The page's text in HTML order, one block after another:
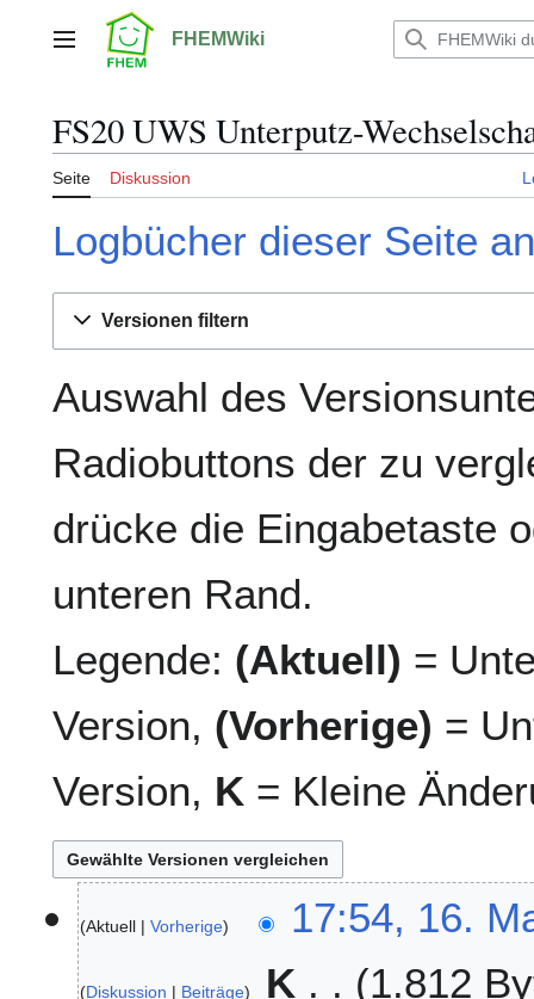
springenHauptmenü FHEMWiki
FS20 UWS Unterputz-
Seite Diskussion
Logbücher dieser Seite
Versionen filtern
Auswahl des
Radiobuttons der zu
drücke die Eingabetaste
unteren Rand.
Legende: (Aktuell) =
Version, (Vorherige) =
Version, K = Kleine
6
Aktuell Vorherige 17:54, 16.
Diskussion Beiträge K 1.812